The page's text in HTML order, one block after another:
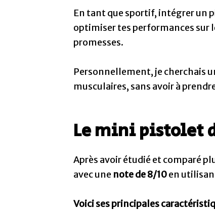
En tant que sportif, intégrer un
optimiser tes performances sur
promesses.
Personnellement, je cherchais
musculaires, sans avoir à
Le mini pistolet
Après avoir étudié et comparé
avec unenote de 8/10en utilisant
Voici ses principales